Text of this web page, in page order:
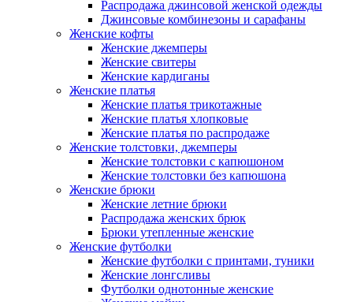
Распродажа джинсовой женской одежды
Джинсовые комбинезоны и сарафаны
Женские кофты
Женские джемперы
Женские свитеры
Женские кардиганы
Женские платья
Женские платья трикотажные
Женские платья хлопковые
Женские платья по распродаже
Женские толстовки, джемперы
Женские толстовки с капюшоном
Женские толстовки без капюшона
Женские брюки
Женские летние брюки
Распродажа женских брюк
Брюки утепленные женские
Женские футболки
Женские футболки с принтами, туники
Женские лонгсливы
Футболки однотонные женские